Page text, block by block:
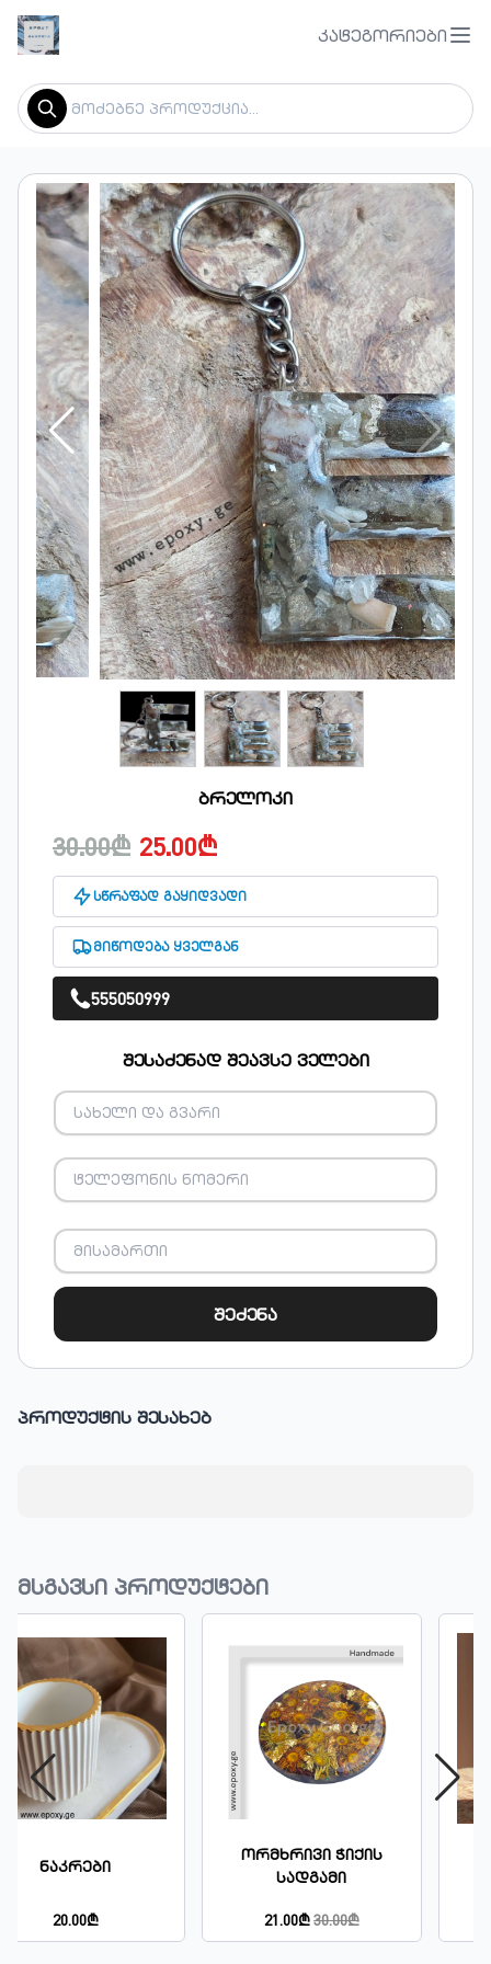
კატეგორიები
ბრელოკი
30.00₾ 25.00₾
სწრაფად გაყიდვადი
მიწოდება ყველგან
555050999
შესაძენად შეავსე ველები
შეძენა
პროდუქტის შესახებ
მსგავსი პროდუქტები
Სადგამი
21.00₾
Ბრელოკი
25.00₾